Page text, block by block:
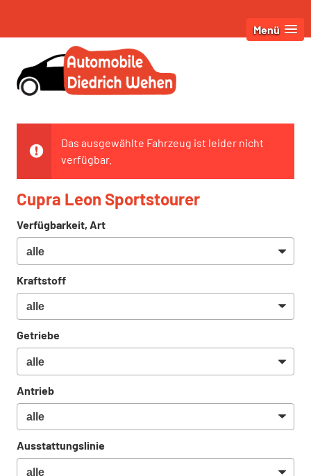
Menü
Das ausgewählte Fahrzeug ist leider nicht
verfügbar.
Cupra Leon Sportstourer
Verfügbarkeit, Art
Kraftstoff
Getriebe
Antrieb
Ausstattungslinie